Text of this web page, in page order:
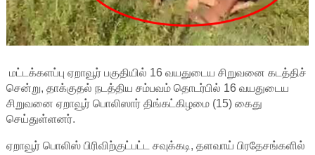
மட்டக்களப்பு ஏறாவூர் பகுதியில் 16 வயதுடைய சிறுவனை கடத்திச்
சென்று, தாக்குதல் நடத்திய சம்பவம் தொடர்பில் 16 வயதுடைய
சிறுவனை ஏறாவூர் பொலிஸார் திங்கட்கிழமை (15) கைது
செய்துள்ளனர்.
ஏறாவூர் பொலிஸ் பிரிவிற்குட்பட்ட சவுக்கடி, தளவாய் பிரதேசங்களில்